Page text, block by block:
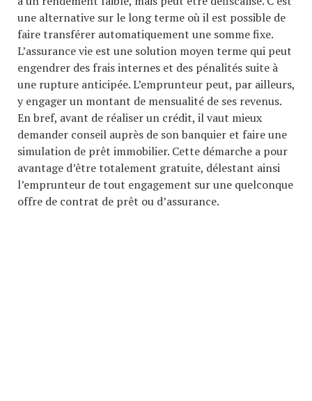
une alternative sur le long terme où il est possible de
faire transférer automatiquement une somme fixe.
L’assurance vie est une solution moyen terme qui peut
engendrer des frais internes et des pénalités suite à
une rupture anticipée. L’emprunteur peut, par ailleurs,
y engager un montant de mensualité de ses revenus.
En bref, avant de réaliser un crédit, il vaut mieux
demander conseil auprès de son banquier et faire une
simulation de prêt immobilier. Cette démarche a pour
avantage d’être totalement gratuite, délestant ainsi
l’emprunteur de tout engagement sur une quelconque
offre de contrat de prêt ou d’assurance.